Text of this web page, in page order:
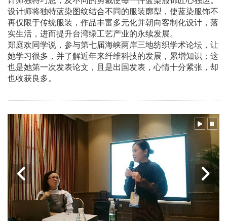
设计师将独特蓝染图纹结合不同的服装廓型，使蓝染服饰不
再仅限于传统服装，作品丰富多元化并朝向客制化设计，落
实生活，进而提升台湾绿工艺产业的永续发展。
郑庭欢同学说，参与第七届海峡两岸三地纺织学术论坛，让
她学习很多，并了解近年来纤维科技的发展，累增知识；这
也是她第一次发表论文，且是出国发表，心情十分紧张，却
也收获良多。